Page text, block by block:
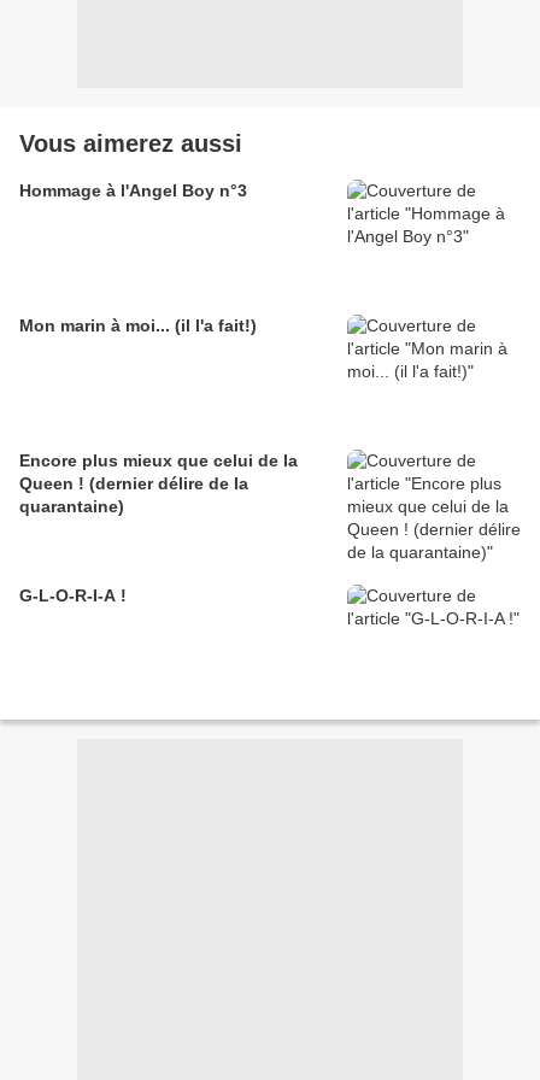
Vous aimerez aussi
Hommage à l'Angel Boy n°3
Mon marin à moi... (il l'a fait!)
Encore plus mieux que celui de la
Queen ! (dernier délire de la
quarantaine)
G-L-O-R-I-A !